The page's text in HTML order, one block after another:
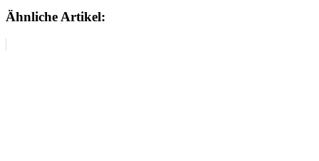
Ähnliche Artikel: